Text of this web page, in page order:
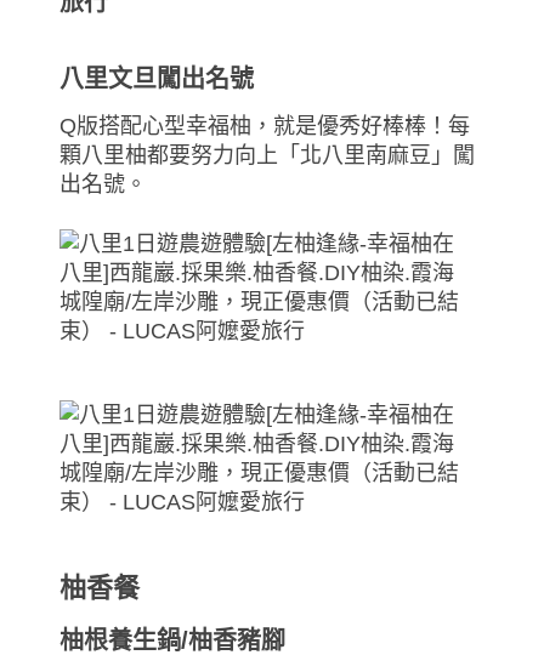
八里文旦闖出名號
Q版搭配心型幸福柚，就是優秀好棒棒！每
顆八里柚都要努力向上「北八里南麻豆」闖
出名號。
柚香餐
柚根養生鍋/柚香豬腳